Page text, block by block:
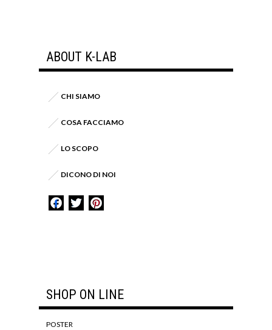
ABOUT K-LAB
CHI SIAMO
COSA FACCIAMO
LO SCOPO
DICONO DI NOI
Facebook
Twitter
SHOP ON LINE
POSTER